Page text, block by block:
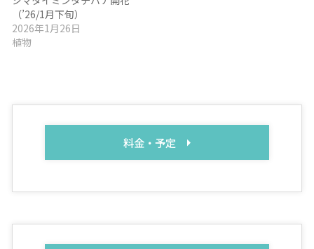
（’26/1月下旬）
2026年1月26日
植物
料金・予定